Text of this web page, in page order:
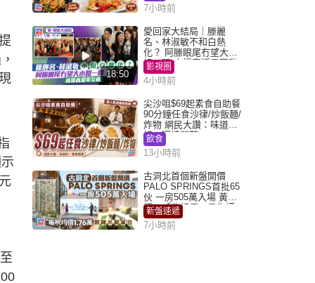
7小時前
18:50
愛回家大結局｜滕麗
名、林淑敏不和白熱
化？ 阿滕眼尾冇望大小
姐一眼 商場直播零互動
影視圈
4小時前
尖沙咀$69起素食自助餐
90分鐘任食沙律/炒飯麵/
炸物 網民大讚：味道
好，環境闊落
飲食
13小時前
古洞北首個新盤開價
PALO SPRINGS首批65
伙 一房505萬入場 黃光
耀：「北都價」具指標
作用
新盤速遞
7小時前